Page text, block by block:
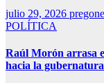
julio 29, 2026
POLÍTICA
Raúl Morón arrasa
hacia la